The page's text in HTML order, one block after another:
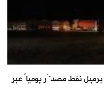
برميل نفط مصدَّر يومياً عبر